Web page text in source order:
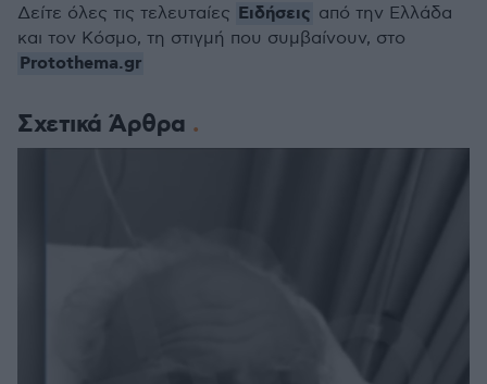
Σχετικά Άρθρα
Δείτε όλες τις τελευταίες Ειδήσεις από την Ελλάδα
και τον Κόσμο, τη στιγμή που συμβαίνουν, στο
Protothema.gr